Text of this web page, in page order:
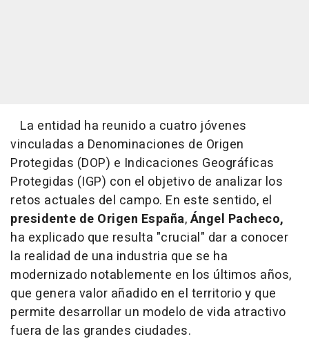
La entidad ha reunido a cuatro jóvenes
vinculadas a Denominaciones de Origen
Protegidas (DOP) e Indicaciones Geográficas
Protegidas (IGP) con el objetivo de analizar los
retos actuales del campo. En este sentido, el
presidente de Origen España,Ángel Pacheco,
ha explicado que resulta "crucial" dar a conocer
la realidad de una industria que se ha
modernizado notablemente en los últimos años,
que genera valor añadido en el territorio y que
permite desarrollar un modelo de vida atractivo
fuera de las grandes ciudades.